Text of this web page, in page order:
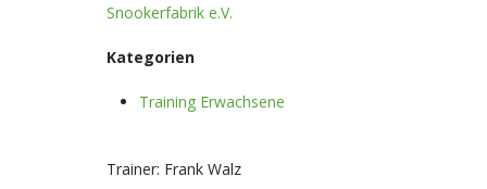
Snookerfabrik e.V.
Kategorien
Training Erwachsene
Trainer: Frank Walz